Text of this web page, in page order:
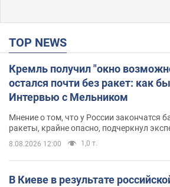
TOP NEWS
Кремль получил "окно
остался почти без ракет: как
Интервью с Мельником
Мнение о том, что у России закончатся
ракеты, крайне опасно, подчеркнул
8.08.2026 12:00 1,0 т.
В Киеве в результате